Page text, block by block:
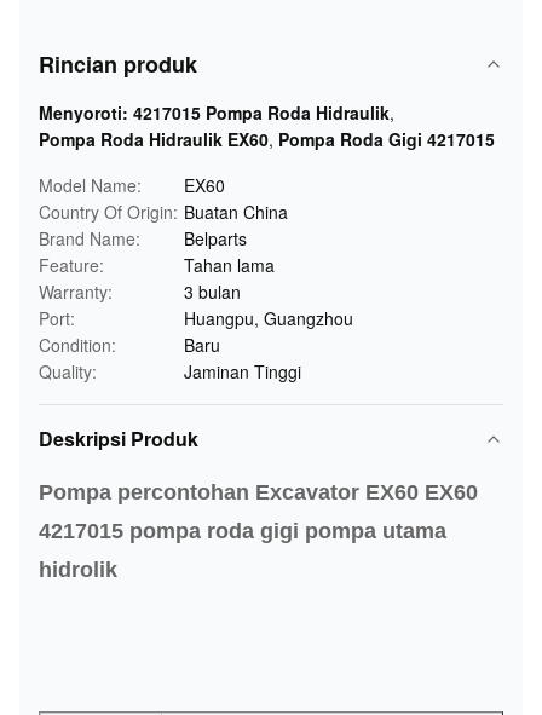
Rincian produk
Menyoroti: 4217015 Pompa Roda Hidraulik,
Pompa Roda Hidraulik EX60, Pompa Roda Gigi 4217015
Model Name:
EX60
Country Of Origin: Buatan China
Brand Name:
Belparts
Feature:
Tahan lama
Warranty:
3 bulan
Port:
Huangpu, Guangzhou
Condition:
Baru
Quality:
Jaminan Tinggi
Deskripsi Produk
Pompa percontohan Excavator EX60 EX60
4217015 pompa roda gigi pompa utama
hidrolik